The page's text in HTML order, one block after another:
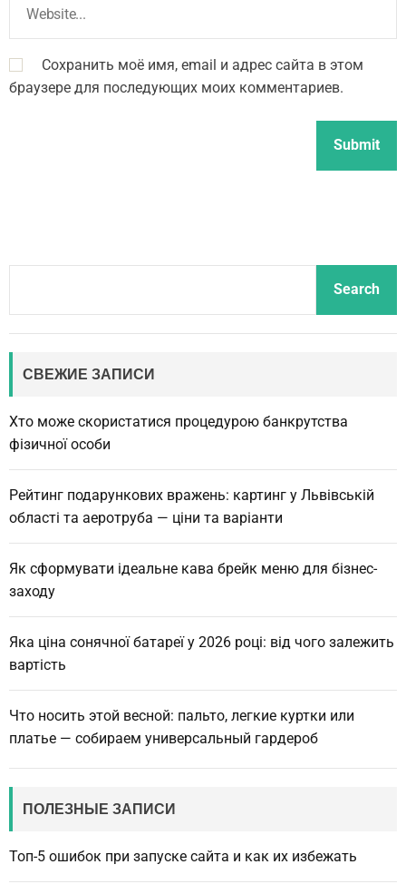
Сохранить моё имя, email и адрес сайта в этом
браузере для последующих моих комментариев.
a
Search
СВЕЖИЕ ЗАПИСИ
Хто може скористатися процедурою банкрутства
фізичної особи
Рейтинг подарункових вражень: картинг у Львівській
області та аеротруба — ціни та варіанти
Як сформувати ідеальне кава брейк меню для бізнес-
заходу
Яка ціна сонячної батареї у 2026 році: від чого залежить
вартість
Что носить этой весной: пальто, легкие куртки или
платье — собираем универсальный гардероб
ПОЛЕЗНЫЕ ЗАПИСИ
Топ-5 ошибок при запуске сайта и как их избежать